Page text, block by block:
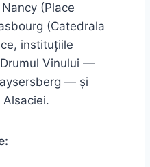
(Place
(Catedrala
instituțiile
Vinului —
— și
Alsaciei.